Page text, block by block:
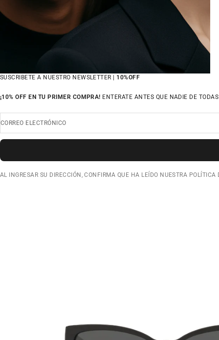
SUSCRIBETE A NUESTRO NEWSLETTER | 10%OFF
¡10% OFF EN TU PRIMER COMPRA! ENTERATE ANTES QUE NADIE DE
CORREO ELECTRÓNICO
AL INGRESAR SU DIRECCIÓN, CONFIRMA QUE HA LEÍDO NUESTRA POLÍTICA